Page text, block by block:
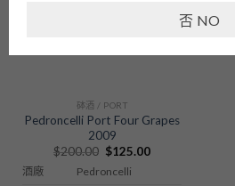
砵酒 / PORT
Pedroncelli Port Four Grapes
2009
$200.00 Original
was:
$125.00Current
酒廠 Pedroncelli
否 NO